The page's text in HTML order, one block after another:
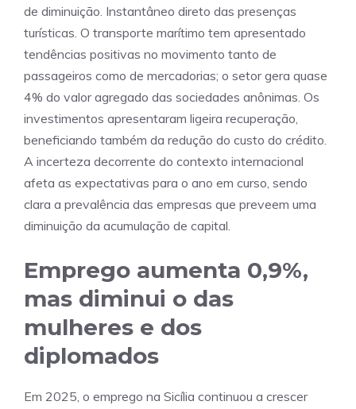
de diminuição. Instantâneo direto das presenças
turísticas. O transporte marítimo tem apresentado
tendências positivas no movimento tanto de
passageiros como de mercadorias; o setor gera quase
4% do valor agregado das sociedades anônimas. Os
investimentos apresentaram ligeira recuperação,
beneficiando também da redução do custo do crédito.
A incerteza decorrente do contexto internacional
afeta as expectativas para o ano em curso, sendo
clara a prevalência das empresas que preveem uma
diminuição da acumulação de capital.
Emprego aumenta 0,9%,
mas diminui o das
mulheres e dos
diplomados
Em 2025, o emprego na Sicília continuou a crescer